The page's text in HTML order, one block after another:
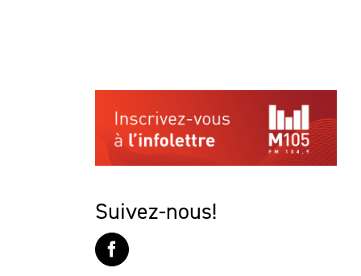
Suivez-nous!